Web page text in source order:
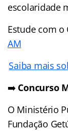
escolaridade
Estude com o
AM
Saiba mais
➡️ Concurso
O Ministério
Fundação